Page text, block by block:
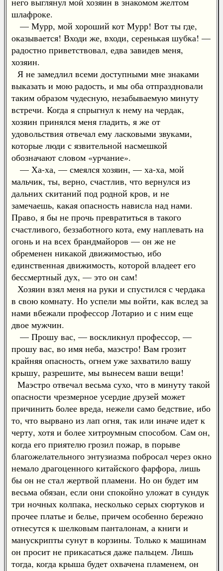
шлафроке.
— Мурр, мой хороший кот Мурр! Вот ты где,
оказывается! Входи же, входи, серенькая шубка! —
радостно приветствовал, едва завидев меня,
хозяин.
Я не замедлил всеми доступными мне знаками
выказать и мою радость, и мы оба отпраздновали
таким образом чудесную, незабываемую минуту
встречи. Когда я спрыгнул к нему на чердак,
хозяин принялся меня гладить, я же от
удовольствия отвечал ему ласковыми звуками,
которые люди с язвительной насмешкой
обозначают словом «урчание».
— Ха-ха, — смеялся хозяин, — ха-ха, мой
мальчик, ты, верно, счастлив, что вернулся из
дальних скитаний под родной кров, и не
замечаешь, какая опасность нависла над нами.
Право, я бы не прочь превратиться в такого
счастливого, беззаботного кота, ему наплевать на
огонь и на всех брандмайоров — он же не
обременен никакой движимостью, ибо
единственная движимость, которой владеет его
бессмертный дух, — это он сам!
Хозяин взял меня на руки и спустился с чердака
в свою комнату. Но успели мы войти, как вслед за
нами вбежали профессор Лотарио и с ним еще
двое мужчин.
— Прошу вас, — воскликнул профессор, —
прошу вас, во имя неба, маэстро! Вам грозит
крайняя опасность, огнем уже захватило вашу
крышу, разрешите, мы вынесем ваши вещи!
Маэстро отвечал весьма сухо, что в минуту такой
опасности чрезмерное усердие друзей может
причинить более вреда, нежели само бедствие, ибо
то, что вырвано из лап огня, так или иначе идет к
черту, хотя и более хитроумным способом. Сам он,
когда его приятелю грозил пожар, в порыве
благожелательного энтузиазма побросал через окно
немало драгоценного китайского фарфора, лишь
бы он не стал жертвой пламени. Но он будет им
весьма обязан, если они спокойно уложат в сундук
три ночных колпака, несколько серых сюртуков и
прочее платье и белье, причем особенно бережно
отнесутся к шелковым панталонам, а книги и
манускрипты сунут в корзины. Только к машинам
он просит не прикасаться даже пальцем. Лишь
тогда, когда крыша будет охвачена пламенем, он